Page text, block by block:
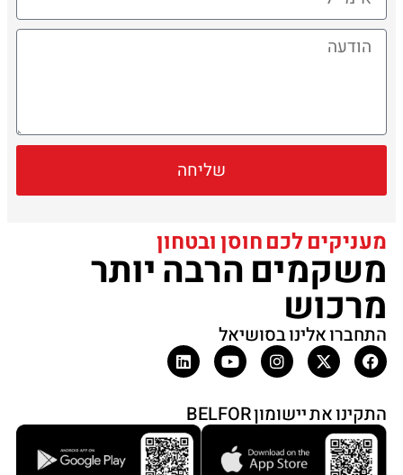
שליחה
מעניקים לכם חוסן ובטחון
משקמים הרבה יותר
מרכוש
התחברו אלינו בסושיאל
התקינו את יישומון BELFOR